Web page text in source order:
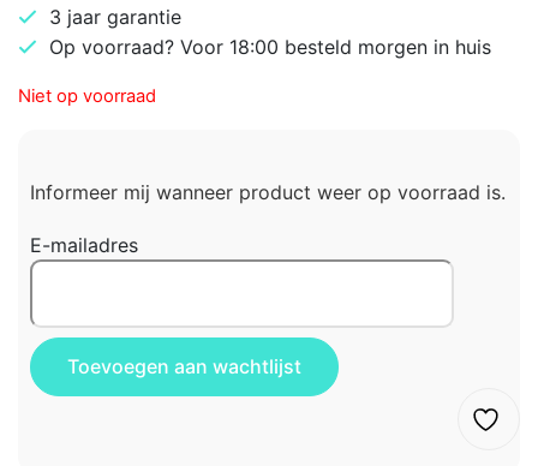
3 jaar garantie
Op voorraad? Voor 18:00 besteld morgen in huis
Niet op voorraad
Informeer mij wanneer product weer op voorraad is.
E-mailadres